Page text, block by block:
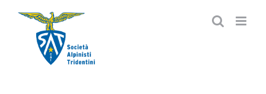
contenuto